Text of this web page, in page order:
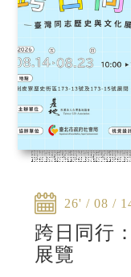
26' / 08 /
跨日同行
展覽